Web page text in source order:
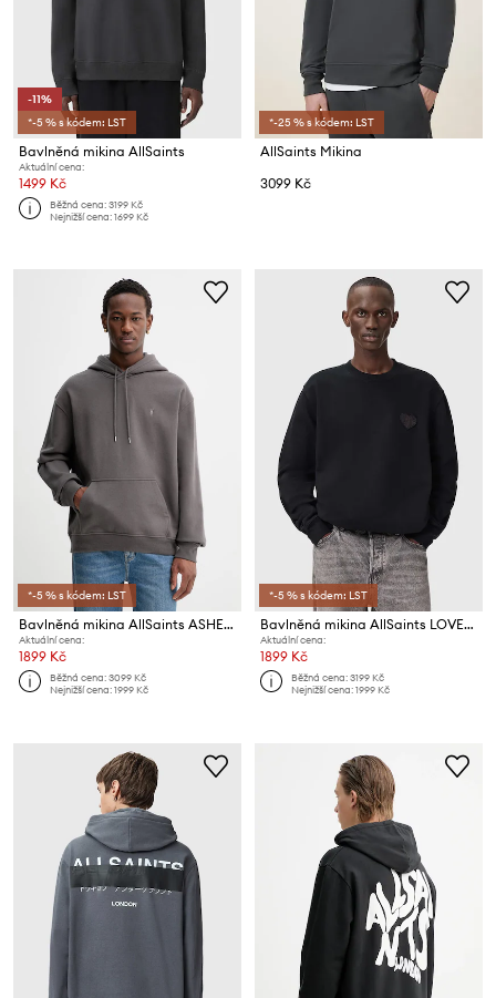
-11%
*-5 % s kódem: LST
Bavlněná mikina AllSaints
Aktuální cena:
1499 Kč
Běžná cena:3199 Kč
Nejnižší cena:1699 Kč
*-25 % s kódem: LST
AllSaints Mikina
3099 Kč
*-5 % s kódem: LST
Bavlněná mikina AllSaints ASHER
Aktuální cena:
1899 Kč
Běžná cena:3099 Kč
Nejnižší cena:1999 Kč
*-5 % s kódem: LST
Bavlněná mikina AllSaints LOVER
Aktuální cena:
1899 Kč
Běžná cena:3199 Kč
Nejnižší cena:1999 Kč